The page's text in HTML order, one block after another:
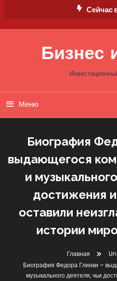
Сейчас
Бизнес
Меню
Биография
выдающегося
и
достижения
оставили
истории
Главная
Биография Федора Глинки –
музыкального деятеля, чьи